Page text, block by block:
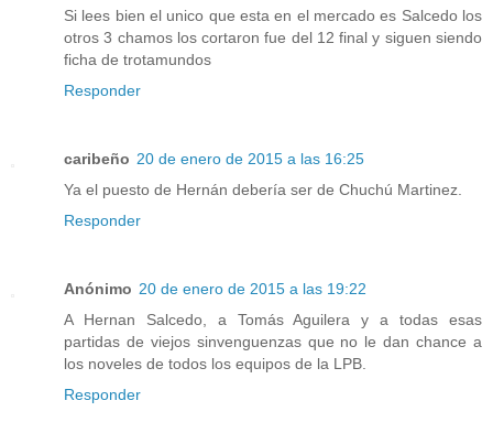
Si lees bien el unico que esta en el mercado es Salcedo los
otros 3 chamos los cortaron fue del 12 final y siguen siendo
ficha de trotamundos
Responder
caribeño 20 de enero de 2015 a las 16:25
Ya el puesto de Hernán debería ser de Chuchú Martinez.
Responder
Anónimo 20 de enero de 2015 a las 19:22
A Hernan Salcedo, a Tomás Aguilera y a todas esas
partidas de viejos sinvenguenzas que no le dan chance a
los noveles de todos los equipos de la LPB.
Responder